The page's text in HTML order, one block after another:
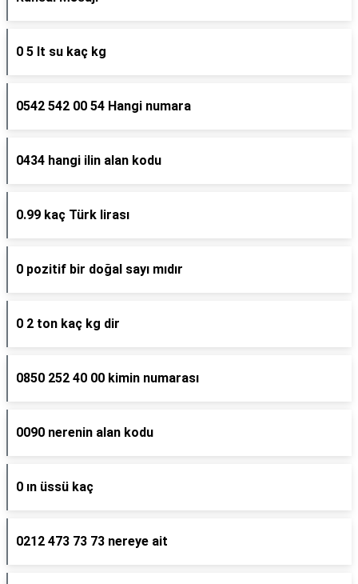
0 5 lt su kaç kg
0542 542 00 54 Hangi numara
0434 hangi ilin alan kodu
0.99 kaç Türk lirası
0 pozitif bir doğal sayı mıdır
0 2 ton kaç kg dir
0850 252 40 00 kimin numarası
0090 nerenin alan kodu
0 ın üssü kaç
0212 473 73 73 nereye ait